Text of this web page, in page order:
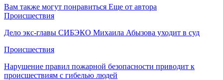
Вам также могут понравиться Еще от автора
Происшествия
Дело экс-главы СИБЭКО Михаила Абызова уходит в суд
Происшествия
Нарушение правил пожарной безопасности приводит к
происшествиям с гибелью людей